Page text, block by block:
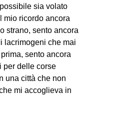
sia volato
mio ricordo ancora
strano, sento ancora
lacrimogeni che mai
sento ancora
per delle corse
una città che non
mi accoglieva in